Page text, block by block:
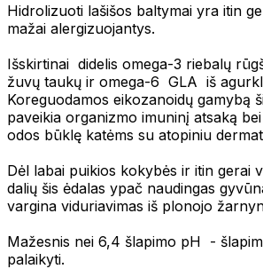
Hidrolizuoti lašišos baltymai yra itin
mažai alergizuojantys.
Išskirtinai didelis omega-3 riebalų
žuvų taukų ir omega-6 GLA iš
Koreguodamos eikozanoidų gamybą
paveikia organizmo imuninį atsaką
odos būklę katėms su atopiniu
Dėl labai puikios kokybės ir itin gerai
dalių šis ėdalas ypač naudingas
vargina viduriavimas iš plonojo
Mažesnis nei 6,4 šlapimo pH -
palaikyti.